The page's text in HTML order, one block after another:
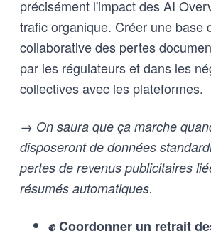
précisément l'impact des AI
trafic organique. Créer une base
collaborative des pertes
par les régulateurs et dans les
collectives avec les plateformes.
→ On saura que ça marche
disposeront de données
pertes de revenus publicitaires
résumés automatiques.
✊ Coordonner un retrait